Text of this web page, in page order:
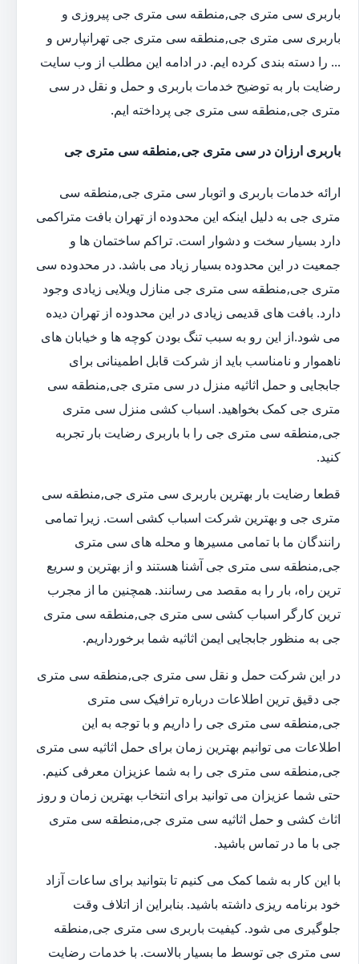
باربری سی متری جی,منطقه سی متری جی پیروزی و
باربری سی متری جی,منطقه سی متری جی تهرانپارس و
... را دسته بندی کرده ایم. در ادامه این مطلب از وب سایت
رضایت بار به توضیح خدمات باربری و حمل و نقل در سی
متری جی,منطقه سی متری جی پرداخته ایم.
باربری ارزان در سی متری جی,منطقه سی متری جی
ارائه خدمات باربری و اتوبار سی متری جی,منطقه سی
متری جی به دلیل اینکه این محدوده از تهران بافت متراکمی
دارد بسیار سخت و دشوار است. تراکم ساختمان ها و
جمعیت در این محدوده بسیار زیاد می باشد. در محدوده سی
متری جی,منطقه سی متری جی منازل ویلایی زیادی وجود
دارد. بافت های قدیمی زیادی در این محدوده از تهران دیده
می شود.از این رو به سبب تنگ بودن کوچه ها و خیابان های
ناهموار و نامناسب باید از شرکت قابل اطمینانی برای
جابجایی و حمل اثاثیه منزل در سی متری جی,منطقه سی
متری جی کمک بخواهید. اسباب کشی منزل سی متری
جی,منطقه سی متری جی را با باربری رضایت بار تجربه
کنید.
قطعا رضایت بار بهترین باربری سی متری جی,منطقه سی
متری جی و بهترین شرکت اسباب کشی است. زیرا تمامی
رانندگان ما با تمامی مسیرها و محله های سی متری
جی,منطقه سی متری جی آشنا هستند و از بهترین و سریع
ترین راه، بار را به مقصد می رسانند. همچنین ما از مجرب
ترین کارگر اسباب کشی سی متری جی,منطقه سی متری
جی به منظور جابجایی ایمن اثاثیه شما برخورداریم.
در این شرکت حمل و نقل سی متری جی,منطقه سی متری
جی دقیق ترین اطلاعات درباره ترافیک سی متری
جی,منطقه سی متری جی را داریم و با توجه به این
اطلاعات می توانیم بهترین زمان برای حمل اثاثیه سی متری
جی,منطقه سی متری جی را به شما عزیزان معرفی کنیم.
حتی شما عزیزان می توانید برای انتخاب بهترین زمان و روز
اثاث کشی و حمل اثاثیه سی متری جی,منطقه سی متری
جی با ما در تماس باشید.
با این کار به شما کمک می کنیم تا بتوانید برای ساعات آزاد
خود برنامه ریزی داشته باشید. بنابراین از اتلاف وقت
جلوگیری می شود. کیفیت باربری سی متری جی,منطقه
سی متری جی توسط ما بسیار بالاست. با خدمات رضایت